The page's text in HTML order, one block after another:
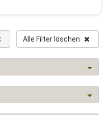
Alle Filter löschen